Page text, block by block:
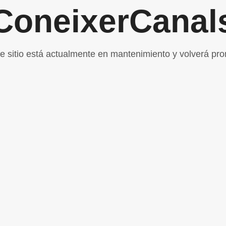
sitio está actualmente en mantenimiento y volverá